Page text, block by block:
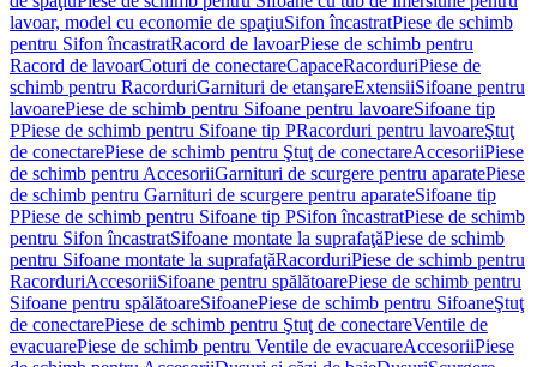
lavoar, model cu economie de spaţiuSifon încastratPiese de schimb
pentru Sifon încastratRacord de lavoarPiese de schimb pentru
Racord de lavoarCoturi de conectareCapaceRacorduriPiese de
schimb pentru RacorduriGarnituri de etanşareExtensiiSifoane pentru
lavoarePiese de schimb pentru Sifoane pentru lavoareSifoane tip
PPiese de schimb pentru Sifoane tip PRacorduri pentru lavoareŞtuţ
de conectarePiese de schimb pentru Ştuţ de conectareAccesoriiPiese
de schimb pentru AccesoriiGarnituri de scurgere pentru aparatePiese
de schimb pentru Garnituri de scurgere pentru aparateSifoane tip
PPiese de schimb pentru Sifoane tip PSifon încastratPiese de schimb
pentru Sifon încastratSifoane montate la suprafaţăPiese de schimb
pentru Sifoane montate la suprafaţăRacorduriPiese de schimb pentru
RacorduriAccesoriiSifoane pentru spălătoarePiese de schimb pentru
Sifoane pentru spălătoareSifoanePiese de schimb pentru SifoaneŞtuţ
de conectarePiese de schimb pentru Ştuţ de conectareVentile de
evacuarePiese de schimb pentru Ventile de evacuareAccesoriiPiese